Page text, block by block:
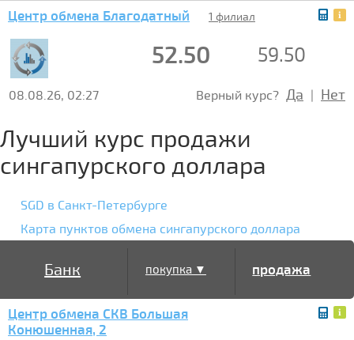
Центр обмена Благодатный 1 филиал
52.50 59.50
08.08.26, 02:27 Верный курс? Да | Нет
Лучший курс продажи
сингапурского доллара
SGD в Санкт-Петербурге
Карта пунктов обмена сингапурского доллара
Банк покупка ▼ продажа
Центр обмена СКВ Большая
Конюшенная, 2